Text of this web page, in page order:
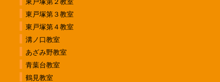
東戸塚第３教室
東戸塚第４教室
溝ノ口教室
あざみ野教室
青葉台教室
鶴見教室